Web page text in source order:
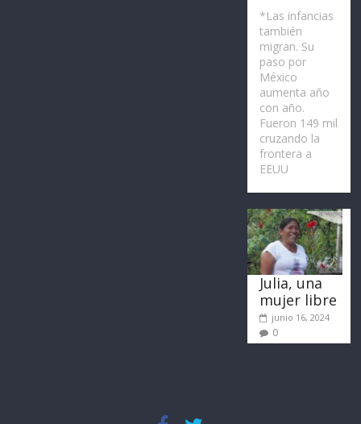
*Las infancias
también
migran. Su
paso por
México
aumenta año
con año.
Fueron 149 mil
cruzando la
frontera a
EEUU
Julia, una
mujer libre
junio 16, 2024
0